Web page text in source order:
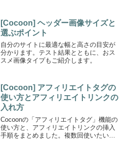
[Cocoon] ヘッダー画像サイズと
選ぶポイント
自分のサイトに最適な幅と高さの目安が
分かります。テスト結果とともに、おス
スメ画像タイプもご紹介します。
[Cocoon] アフィリエイトタグの
使い方とアフィリエイトリンクの
入れ方
Cocoonの「アフィリエイトタグ」機能の
使い方と、アフィリエイトリンクの挿入
手順をまとめました。複数回使いたいリ